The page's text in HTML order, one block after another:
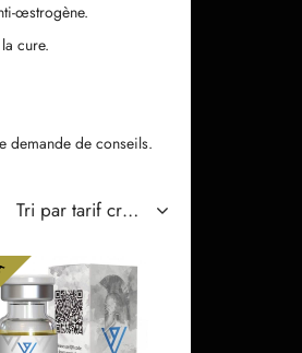
œstrogène.
cure.
demande de conseils.